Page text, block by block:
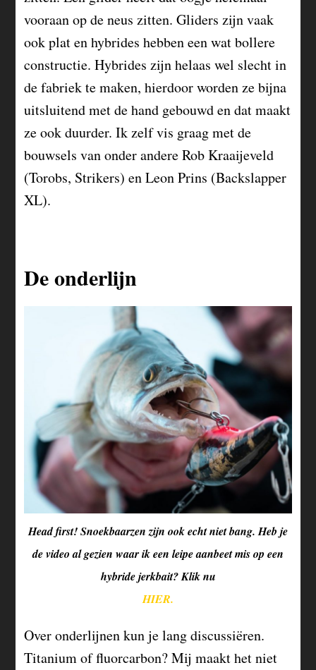
vooraan op de neus zitten. Gliders zijn vaak
ook plat en hybrides hebben een wat bollere
constructie. Hybrides zijn helaas wel slecht in
de fabriek te maken, hierdoor worden ze bijna
uitsluitend met de hand gebouwd en dat maakt
ze ook duurder. Ik zelf vis graag met de
bouwsels van onder andere Rob Kraaijeveld
(Torobs, Strikers) en Leon Prins (Backslapper
XL).
De onderlijn
Head first! Snoekbaarzen zijn ook echt niet bang. Heb je
de video al gezien waar ik een leipe aanbeet mis op een
hybride jerkbait? Klik nu
HIER.
Over onderlijnen kun je lang discussiëren.
Titanium of fluorcarbon? Mij maakt het niet